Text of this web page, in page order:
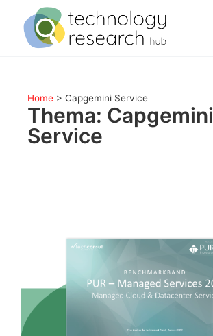
Home > Capgemini Service
Thema: Capgemini
Service